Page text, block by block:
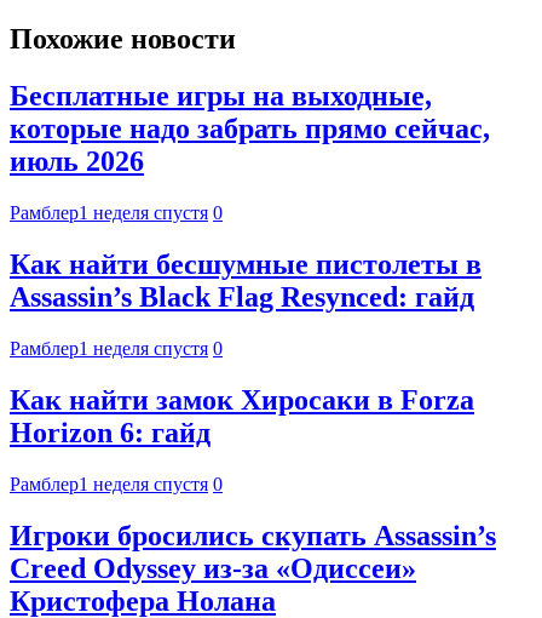
Похожие новости
Бесплатные игры на выходные,
которые надо забрать прямо сейчас,
июль 2026
Рамблер1 неделя спустя 0
Как найти бесшумные пистолеты в
Assassin’s Black Flag Resynced: гайд
Рамблер1 неделя спустя 0
Как найти замок Хиросаки в Forza
Horizon 6: гайд
Рамблер1 неделя спустя 0
Игроки бросились скупать Assassin’s
Creed Odyssey из-за «Одиссеи»
Кристофера Нолана